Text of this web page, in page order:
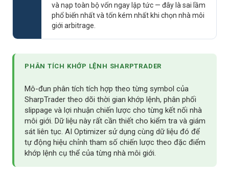
và nạp toàn bộ vốn ngay lập tức — đây là sai lầm
phổ biến nhất và tốn kém nhất khi chọn nhà môi
giới arbitrage.
PHÂN TÍCH KHỚP LỆNH SHARPTRADER
Mô-đun phân tích tích hợp theo từng symbol của
SharpTrader theo dõi thời gian khớp lệnh, phân phối
slippage và lợi nhuận chiến lược cho từng kết nối nhà
môi giới. Dữ liệu này rất cần thiết cho kiểm tra và giám
sát liên tục. AI Optimizer sử dụng cùng dữ liệu đó để
tự động hiệu chỉnh tham số chiến lược theo đặc điểm
khớp lệnh cụ thể của từng nhà môi giới.